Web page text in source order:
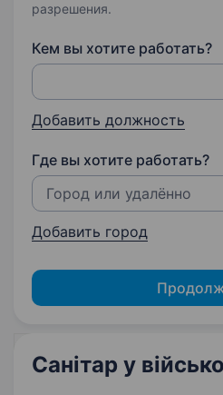
разрешения.
Кем вы хотите работать?
Добавить должность
Где вы хотите работать?
Добавить город
Санітар у